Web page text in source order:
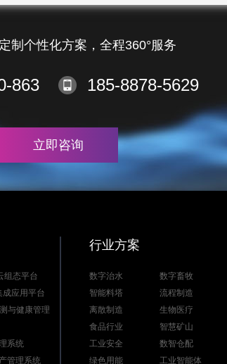
制个性化方案，全程360°服务
863 185-8878-5629
立即咨询
组态平台
成应用平台
与健康管理
系统
管理系统
行业方案
数字治水
数字畜牧
智能料塔
流程制造
离散制造
生物医疗
食品行业
智慧矿山
工业安全
数智仓配
绿色用能
工业智能体